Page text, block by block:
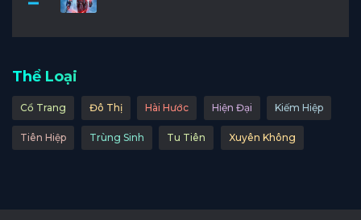
Thể Loại
Cổ Trang Đô Thị Hài Hước Hiện Đại Kiếm Hiệp
Tiên Hiệp Trùng Sinh Tu Tiên Xuyên Không